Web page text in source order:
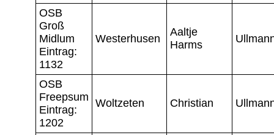
OSB
Groß
Midlum
Eintrag:
1132
Westerhusen
Aaltje
Harms
OSB
Freepsum
Eintrag:
1202
Woltzeten Christian